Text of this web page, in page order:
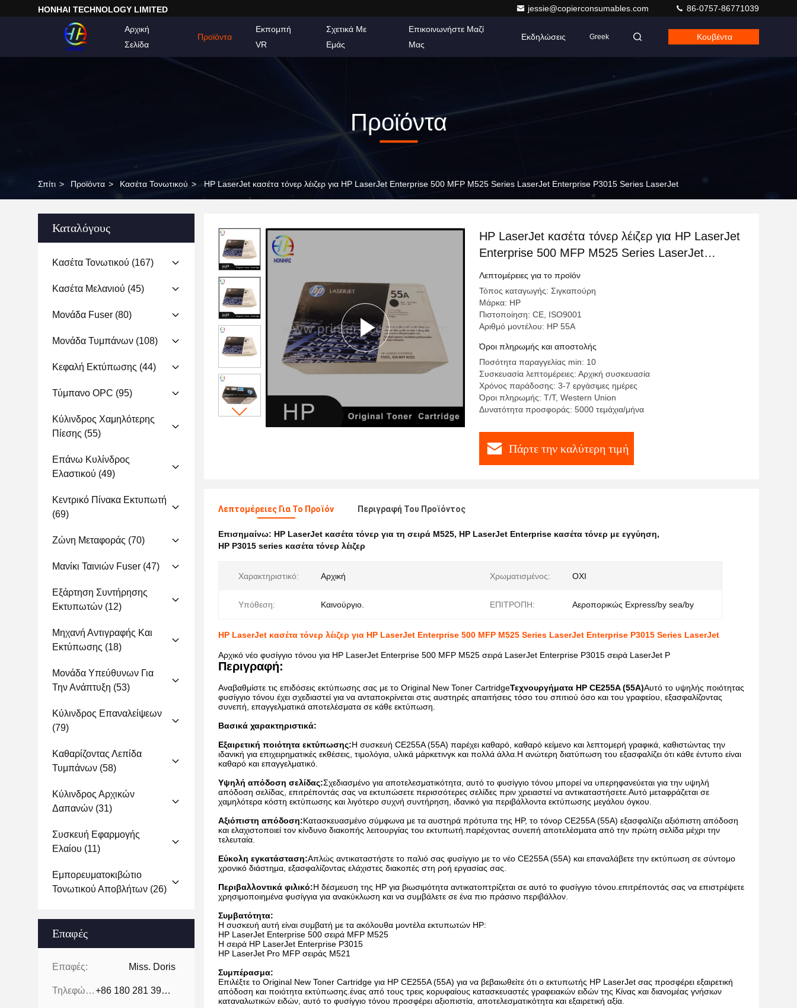
HONHAI TECHNOLOGY LIMITED jessie@copierconsumables.com 86-0757-86771039
Αρχική
Σελίδα
Προϊόντα
Εκπομπή
VR
Σχετικά Με
Εμάς
Επικοινωνήστε Μαζί
Μας
Εκδηλώσεις Greek Κουβέντα
Προϊόντα
Σπίτι > Προϊόντα > Κασέτα Τονωτικού > HP LaserJet κασέτα τόνερ λέιζερ για HP LaserJet Enterprise 500 MFP M525 Series LaserJet Enterprise P3015 Series LaserJet
Καταλόγους
Κασέτα Τονωτικού (167)
Κασέτα Μελανιού (45)
Μονάδα Fuser (80)
Μονάδα Τυμπάνων (108)
Κεφαλή Εκτύπωσης (44)
Τύμπανο OPC (95)
Κύλινδρος Χαμηλότερης
Πίεσης (55)
Επάνω Κυλίνδρος
Ελαστικού (49)
Κεντρικό Πίνακα Εκτυπωτή
(69)
Ζώνη Μεταφοράς (70)
Μανίκι Ταινιών Fuser (47)
Εξάρτηση Συντήρησης
Εκτυπωτών (12)
Μηχανή Αντιγραφής Και
Εκτύπωσης (18)
Μονάδα Υπεύθυνων Για
Την Ανάπτυξη (53)
Κύλινδρος Επαναλείψεων
(79)
Καθαρίζοντας Λεπίδα
Τυμπάνων (58)
Κύλινδρος Αρχικών
Δαπανών (31)
Συσκευή Εφαρμογής
Ελαίου (11)
Εμπορευματοκιβώτιο
Τονωτικού Αποβλήτων (26)
Επαφές
Επαφές: Miss. Doris
Τηλεφώνημα: +86 180 281 39871
HP LaserJet κασέτα τόνερ λέιζερ για HP LaserJet
Enterprise 500 MFP M525 Series LaserJet
Enterprise P3015 Series LaserJet
Λεπτομέρειες για το προϊόν
Τόπος καταγωγής: Σιγκαπούρη
Μάρκα: HP
Πιστοποίηση: CE, ISO9001
Αριθμό μοντέλου: HP 55A
Όροι πληρωμής και αποστολής
Ποσότητα παραγγελίας min: 10
Συσκευασία λεπτομέρειες: Αρχική συσκευασία
Χρόνος παράδοσης: 3-7 εργάσιμες ημέρες
Όροι πληρωμής: T/T, Western Union
Δυνατότητα προσφοράς: 5000 τεμάχια/μήνα
Πάρτε την καλύτερη τιμή
Λεπτομέρειες Για Το Προϊόν Περιγραφή Του Προϊόντος
Επισημαίνω: HP LaserJet κασέτα τόνερ για τη σειρά M525, HP LaserJet Enterprise κασέτα τόνερ με εγγύηση,
HP P3015 series κασέτα τόνερ λέιζερ
Χαρακτηριστικό: Αρχική Χρωματισμένος: ΟΧΙ
Υπόθεση: Καινούργιο. ΕΠΙΤΡΟΠΗ: Αεροπορικώς Express/by sea/by
HP LaserJet κασέτα τόνερ λέιζερ για HP LaserJet Enterprise 500 MFP M525 Series LaserJet Enterprise P3015 Series LaserJet
Αρχικό νέο φυσίγγιο τόνου για HP LaserJet Enterprise 500 MFP M525 σειρά LaserJet Enterprise P3015 σειρά LaserJet P
Περιγραφή:
Αναβαθμίστε τις επιδόσεις εκτύπωσης σας με το Original New Toner CartridgeΤεχνουργήματα HP CE255A (55A)Αυτό το υψηλής ποιότητας
φυσίγγιο τόνου έχει σχεδιαστεί για να ανταποκρίνεται στις αυστηρές απαιτήσεις τόσο του σπιτιού όσο και του γραφείου, εξασφαλίζοντας
συνεπή, επαγγελματικά αποτελέσματα σε κάθε εκτύπωση.
Βασικά χαρακτηριστικά:
Εξαιρετική ποιότητα εκτύπωσης:Η συσκευή CE255A (55A) παρέχει καθαρό, καθαρό κείμενο και λεπτομερή γραφικά, καθιστώντας την
ιδανική για επιχειρηματικές εκθέσεις, τιμολόγια, υλικά μάρκετινγκ και πολλά άλλα.Η ανώτερη διατύπωση του εξασφαλίζει ότι κάθε έντυπο είναι
καθαρό και επαγγελματικό.
Υψηλή απόδοση σελίδας:Σχεδιασμένο για αποτελεσματικότητα, αυτό το φυσίγγιο τόνου μπορεί να υπερηφανεύεται για την υψηλή
απόδοση σελίδας, επιτρέποντάς σας να εκτυπώσετε περισσότερες σελίδες πριν χρειαστεί να αντικαταστήσετε.Αυτό μεταφράζεται σε
χαμηλότερα κόστη εκτύπωσης και λιγότερο συχνή συντήρηση, ιδανικό για περιβάλλοντα εκτύπωσης μεγάλου όγκου.
Αξιόπιστη απόδοση:Κατασκευασμένο σύμφωνα με τα αυστηρά πρότυπα της HP, το τόνορ CE255A (55A) εξασφαλίζει αξιόπιστη απόδοση
και ελαχιστοποιεί τον κίνδυνο διακοπής λειτουργίας του εκτυπωτή.παρέχοντας συνεπή αποτελέσματα από την πρώτη σελίδα μέχρι την
τελευταία.
Εύκολη εγκατάσταση:Απλώς αντικαταστήστε το παλιό σας φυσίγγιο με το νέο CE255A (55A) και επαναλάβετε την εκτύπωση σε σύντομο
χρονικό διάστημα, εξασφαλίζοντας ελάχιστες διακοπές στη ροή εργασίας σας.
Περιβαλλοντικά φιλικό:Η δέσμευση της HP για βιωσιμότητα αντικατοπτρίζεται σε αυτό το φυσίγγιο τόνου.επιτρέποντάς σας να επιστρέψετε
χρησιμοποιημένα φυσίγγια για ανακύκλωση και να συμβάλετε σε ένα πιο πράσινο περιβάλλον.
Συμβατότητα:
Η συσκευή αυτή είναι συμβατή με τα ακόλουθα μοντέλα εκτυπωτών HP:
HP LaserJet Enterprise 500 σειρά MFP M525
Η σειρά HP LaserJet Enterprise P3015
HP LaserJet Pro MFP σειράς M521
Συμπέρασμα:
Επιλέξτε το Original New Toner Cartridge για HP CE255A (55A) για να βεβαιωθείτε ότι ο εκτυπωτής HP LaserJet σας προσφέρει εξαιρετική
απόδοση και ποιότητα εκτύπωσης.ένας από τους τρεις κορυφαίους κατασκευαστές γραφειακών ειδών της Κίνας και διανομέας γνήσιων
καταναλωτικών ειδών, αυτό το φυσίγγιο τόνου προσφέρει αξιοπιστία, αποτελεσματικότητα και εξαιρετική αξία.